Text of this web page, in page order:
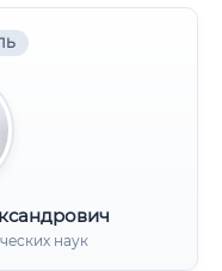
наук